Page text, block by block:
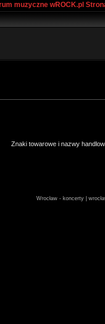
muzyczne wROCK.pl
Znaki towarowe i nazwy
Wrocław - koncerty |